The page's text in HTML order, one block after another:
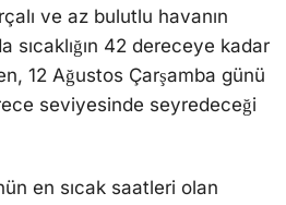
ve az bulutlu havanın
sıcaklığın 42 dereceye kadar
12 Ağustos Çarşamba günü
seviyesinde seyredeceği
en sıcak saatleri olan